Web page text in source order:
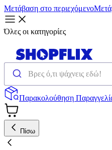
Μετάβαση στο περιεχόμενο
Όλες οι κατηγορίες
Παρακολούθηση
Πίσω